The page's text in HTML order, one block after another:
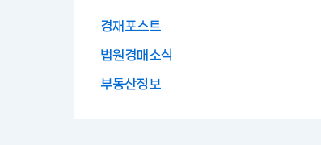
경재포스트
법원경매소식
부동산정보